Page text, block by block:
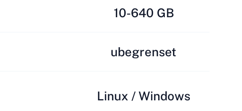
10-640 GB
ubegrenset
Linux / Windows